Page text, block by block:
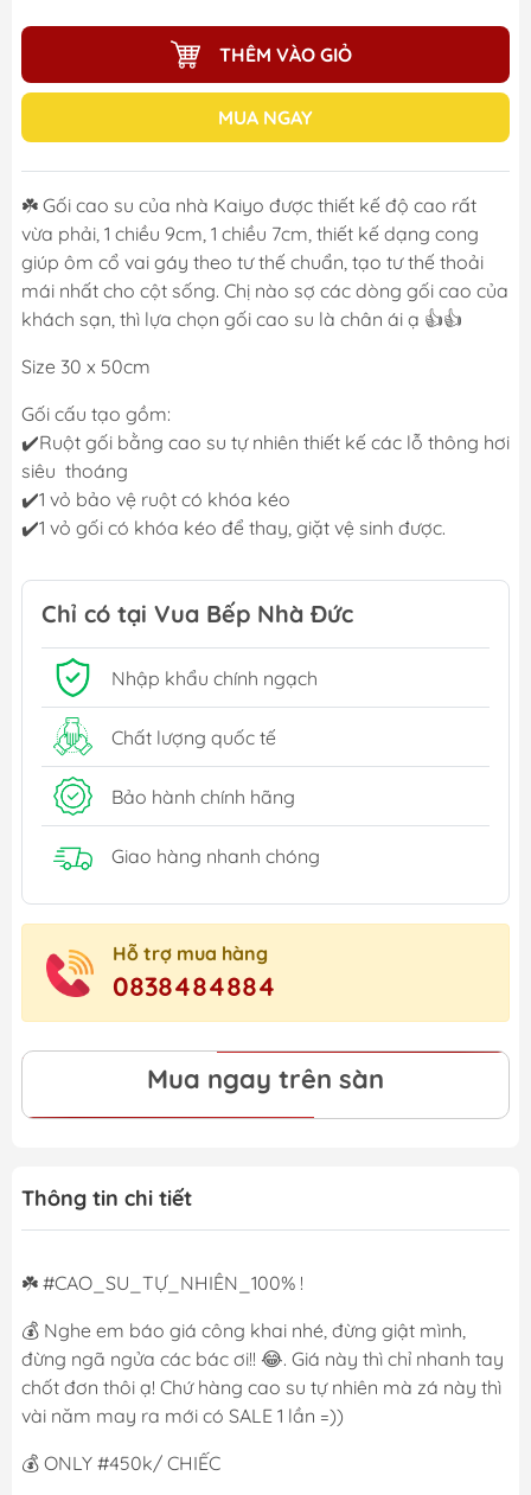
THÊM VÀO GIỎ
MUA NGAY
☘️ Gối cao su của nhà Kaiyo được thiết kế độ cao rất
vừa phải, 1 chiều 9cm, 1 chiều 7cm, thiết kế dạng cong
giúp ôm cổ vai gáy theo tư thế chuẩn, tạo tư thế thoải
mái nhất cho cột sống. Chị nào sợ các dòng gối cao của
khách sạn, thì lựa chọn gối cao su là chân ái ạ 👍👍
Size 30 x 50cm
Gối cấu tạo gồm:
✔️Ruột gối bằng cao su tự nhiên thiết kế các lỗ thông hơi
siêu thoáng
✔️1 vỏ bảo vệ ruột có khóa kéo
✔️1 vỏ gối có khóa kéo để thay, giặt vệ sinh được.
Chỉ có tại Vua Bếp Nhà Đức
Nhập khẩu chính ngạch
Chất lượng quốc tế
Bảo hành chính hãng
Giao hàng nhanh chóng
Hỗ trợ mua hàng
0838484884
Mua ngay trên sàn
Thông tin chi tiết
☘️ #CAO_SU_TỰ_NHIÊN_100% !
💰 Nghe em báo giá công khai nhé, đừng giật mình,
đừng ngã ngửa các bác ơi!! 😂. Giá này thì chỉ nhanh tay
chốt đơn thôi ạ! Chứ hàng cao su tự nhiên mà zá này thì
vài năm may ra mới có SALE 1 lần =))
💰 ONLY #450k/ CHIẾC